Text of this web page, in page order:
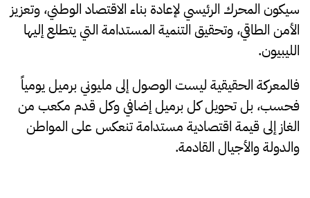
سيكون المحرك الرئيسي لإعادة بناء الاقتصاد الوطني، وتعزيز
الأمن الطاقي، وتحقيق التنمية المستدامة التي يتطلع إليها
الليبيون.
فالمعركة الحقيقية ليست الوصول إلى مليوني برميل يومياً
فحسب، بل تحويل كل برميل إضافي وكل قدم مكعب من
الغاز إلى قيمة اقتصادية مستدامة تنعكس على المواطن
والدولة والأجيال القادمة.